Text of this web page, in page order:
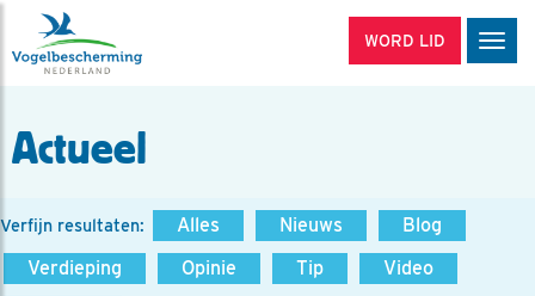
WORD LID
Actueel
Verfijn resultaten: Alles Nieuws
Blog
Verdieping
Opinie Tip
Video